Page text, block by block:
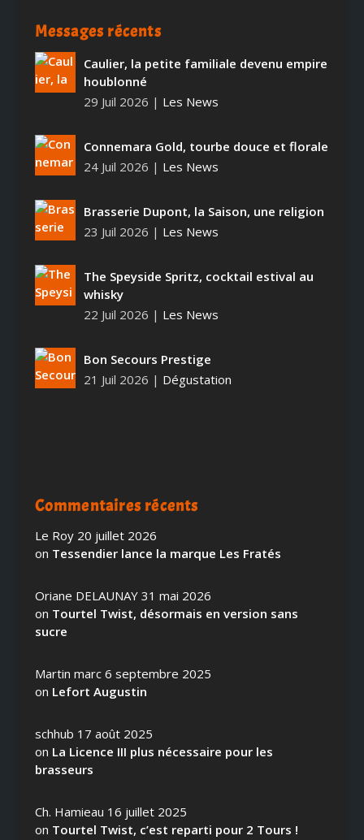
Messages récents
Caulier, la petite familiale devenu empire
houblonné
29 Juil 2026 | Les News
Connemara Gold, tourbe douce et florale
24 Juil 2026 | Les News
Brasserie Dupont, la Saison, une religion
23 Juil 2026 | Les News
The Speyside Spritz, cocktail estival au
whisky
22 Juil 2026 | Les News
Bon Secours Prestige
21 Juil 2026 | Dégustation
Commentaires récents
Le Roy 20 juillet 2026
on Tessendier lance la marque Les Fratés
Oriane DELAUNAY 31 mai 2026
on Tourtel Twist, désormais en version sans
sucre
Martin marc 6 septembre 2025
on Lefort Augustin
schhub 17 août 2025
on La Licence III plus nécessaire pour les
brasseurs
Ch. Hamieau 16 juillet 2025
on Tourtel Twist, c’est reparti pour 2 Tours !